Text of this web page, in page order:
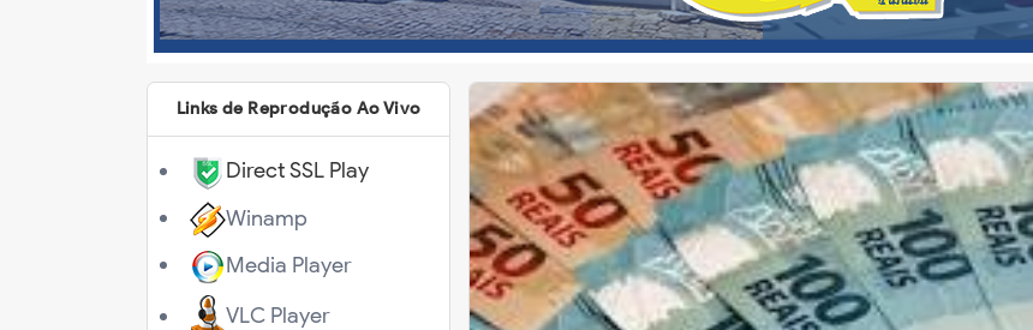
Links de Reprodução Ao Vivo
Direct SSL Play
Winamp
Media Player
VLC Player